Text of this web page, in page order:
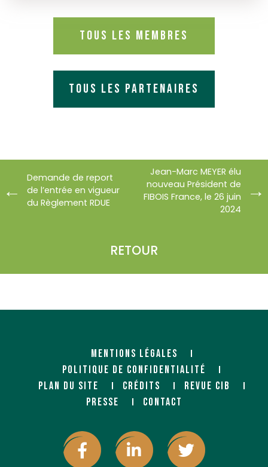
Tous les membres
Tous les partenaires
Demande de report
de l’entrée en vigueur
du Règlement RDUE
RETOUR
Jean-Marc MEYER élu
nouveau Président de
FIBOIS France, le 26 juin
2024
MENTIONS LÉGALES
POLITIQUE DE CONFIDENTIALITÉ
PLAN DU SITE
CRÉDITS
REVUE CIB
PRESSE
CONTACT